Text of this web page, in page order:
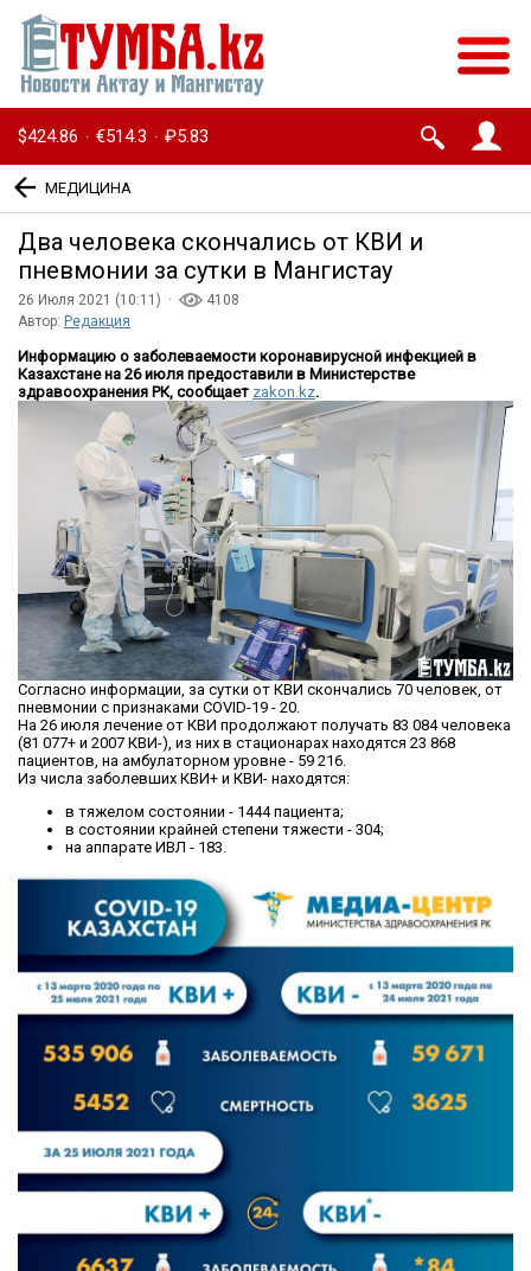
$424.86 · €514.3 · ₽5.83
МЕДИЦИНА
Два человека скончались от КВИ и
пневмонии за сутки в Мангистау
26 Июля 2021 (10:11) ·
4108
Автор: Редакция
Информацию о заболеваемости коронавирусной инфекцией в
Казахстане на 26 июля предоставили в Министерстве
здравоохранения РК, сообщает zakon.kz.
Согласно информации, за сутки от КВИ скончались 70 человек, от
пневмонии с признаками COVID-19 - 20.
На 26 июля лечение от КВИ продолжают получать 83 084 человека
(81 077+ и 2007 КВИ-), из них в стационарах находятся 23 868
пациентов, на амбулаторном уровне - 59 216.
Из числа заболевших КВИ+ и КВИ- находятся:
в тяжелом состоянии - 1444 пациента;
в состоянии крайней степени тяжести - 304;
на аппарате ИВЛ - 183.